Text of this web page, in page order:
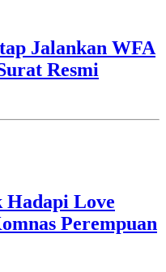
Jalankan WFA
Resmi
Love
Perempuan